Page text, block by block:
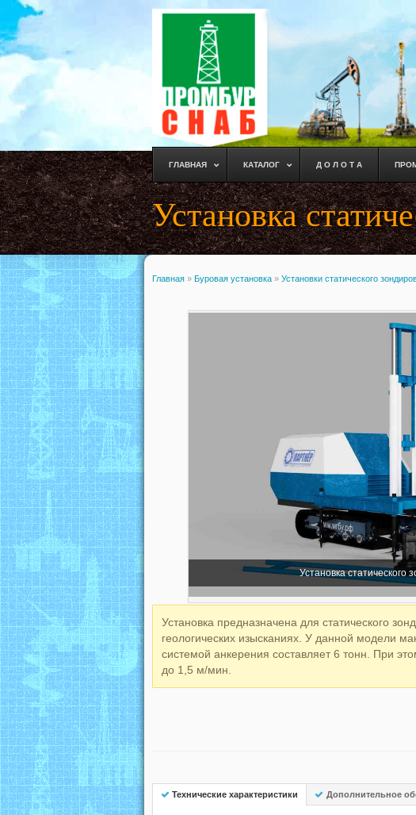
ГЛАВНАЯ КАТАЛОГ Д О Л О Т А
Установка
Главная » Буровая установка » Установки статического
Установка статического
Установка предназначена для статического
геологических изысканиях. У данной модели
системой анкерения составляет 6 тонн. При
до 1,5 м/мин.
Технические характеристики Дополнительное